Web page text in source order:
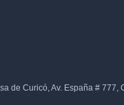
de Curicó, Av. España #